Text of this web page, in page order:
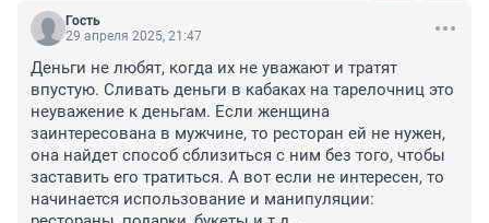
Гость
29 апреля 2025, 21:47
Деньги не любят, когда их не уважают и тратят
впустую. Сливать деньги в кабаках на тарелочниц это
неуважение к деньгам. Если женщина
заинтересована в мужчине, то ресторан ей не нужен,
она найдет способ сблизиться с ним без того, чтобы
заставить его тратиться. А вот если не интересен, то
начинается использование и манипуляции: